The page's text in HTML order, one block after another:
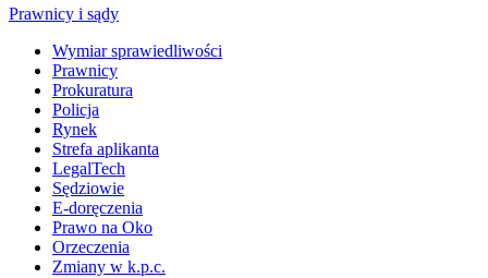
Prawnicy i sądy
Wymiar sprawiedliwości
Prawnicy
Prokuratura
Policja
Rynek
Strefa aplikanta
LegalTech
Sędziowie
E-doręczenia
Prawo na Oko
Orzeczenia
Zmiany w k.p.c.